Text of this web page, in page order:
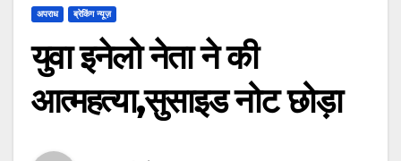
अपराध ब्रेकिंग न्यूज़
युवा इनेलो नेता ने की
आत्महत्या,सुसाइड नोट छोड़ा